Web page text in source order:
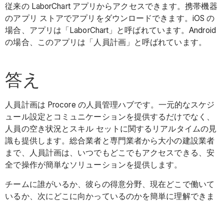
従来の LaborChart アプリからアクセスできます。携帯機器
のアプリ ストアでアプリをダウンロードできます。iOS の
場合、アプリは「LaborChart」と呼ばれています。Android
の場合、このアプリは「人員計画」と呼ばれています。
答え
人員計画は Procore の人員管理ハブです。一元的なスケジ
ュール設定とコミュニケーションを提供するだけでなく、
人員の空き状況とスキル セットに関するリアルタイムの見
識も提供します。総合業者と専門業者から大小の建設業者
まで、人員計画は、いつでもどこでもアクセスできる、安
全で操作が簡単なソリューションを提供します。
チームに誰がいるか、彼らの得意分野、現在どこで働いて
いるか、次にどこに向かっているのかを簡単に理解できま